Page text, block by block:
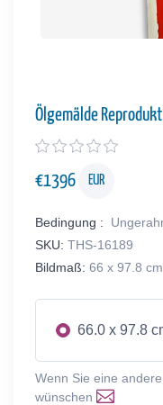
Ölgemälde
€1396 EUR
Bedingung :
SKU: THS-16189
Bildmaß: 66 x 97.8 cm
66.0 x 97.8
Wenn Sie eine
wünschen